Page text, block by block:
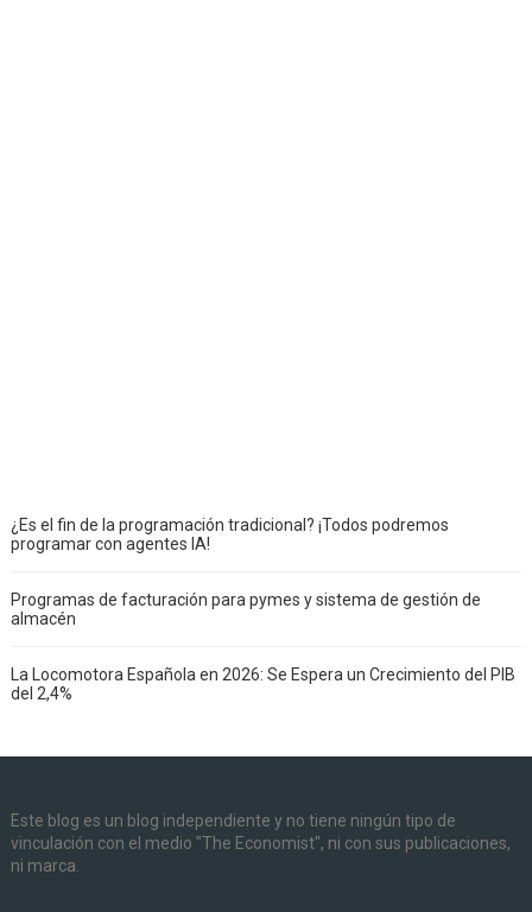
¿Es el fin de la programación tradicional? ¡Todos podremos
programar con agentes IA!
Programas de facturación para pymes y sistema de gestión de
almacén
La Locomotora Española en 2026: Se Espera un Crecimiento del PIB
del 2,4%
Este blog es un blog independiente y no tiene ningún tipo de
vinculación con el medio "The Economist", ni con sus publicaciones,
ni marca.